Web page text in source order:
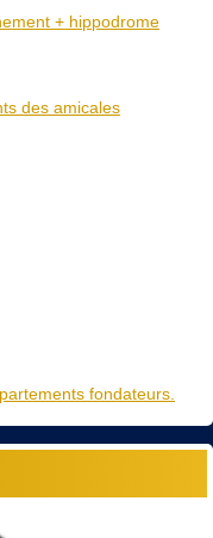
+ hippodrome
des amicales
fondateurs.